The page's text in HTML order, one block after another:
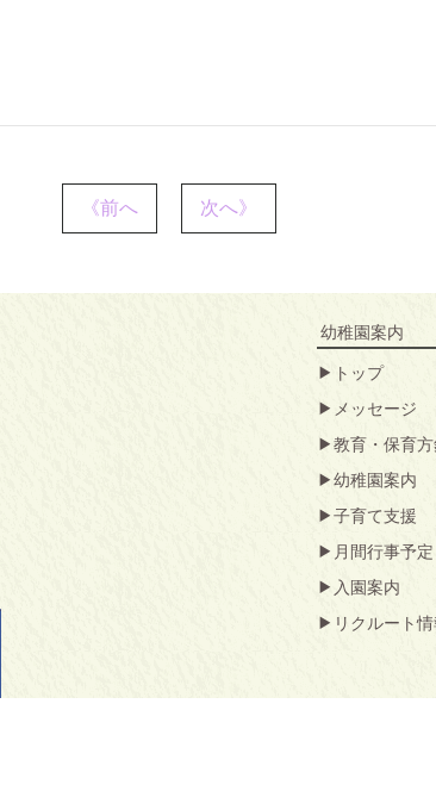
《前へ 次へ》
幼稚園案内
トップ
メッセージ
教育・保育
幼稚園案内
子育て支援
月間行事予定
入園案内
リクルート